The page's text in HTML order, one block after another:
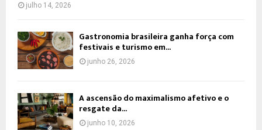
julho 14, 2026
Gastronomia brasileira ganha força com
festivais e turismo em...
junho 26, 2026
A ascensão do maximalismo afetivo e o
resgate da...
junho 10, 2026